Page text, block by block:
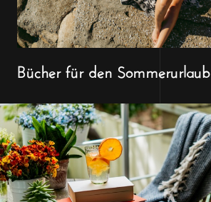
Bücher für den Sommerurlaub